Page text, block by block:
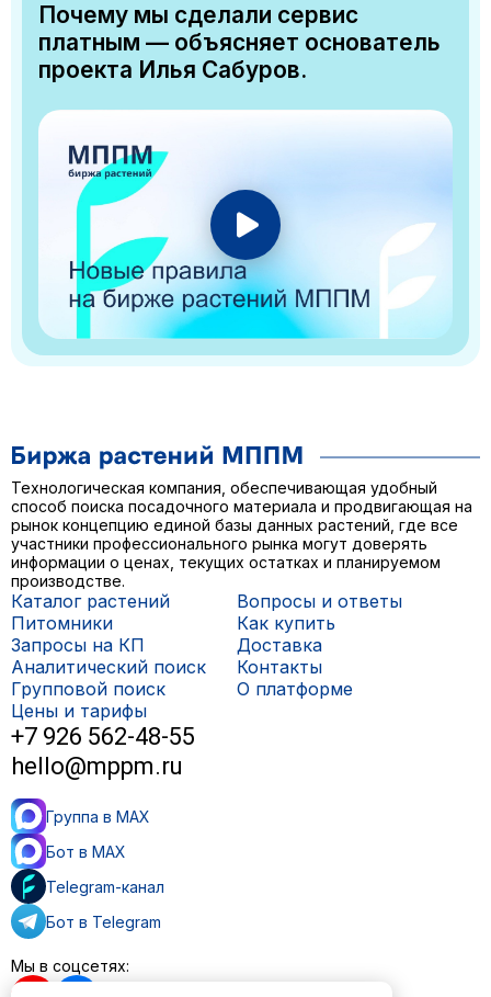
Почему мы сделали сервис
платным — объясняет основатель
проекта Илья Сабуров.
Технологическая компания, обеспечивающая удобный
способ поиска посадочного материала и продвигающая на
рынок концепцию единой базы данных растений, где все
участники профессионального рынка могут доверять
информации о ценах, текущих остатках и планируемом
производстве.
Каталог растений
Питомники
Запросы на КП
Аналитический поиск
Групповой поиск
Цены и тарифы
Вопросы и ответы
Как купить
Доставка
Контакты
О платформе
+7 926 562-48-55
hello@mppm.ru
Группа в MAX
Бот в MAX
Telegram-канал
Бот в Telegram
Мы в соцсетях: